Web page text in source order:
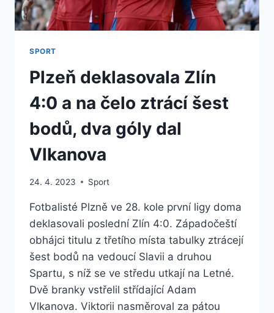
SPORT
Plzeň deklasovala Zlín
4:0 a na čelo ztrácí šest
bodů, dva góly dal
Vlkanova
24. 4. 2023 Sport
Fotbalisté Plzně ve 28. kole první ligy doma
deklasovali poslední Zlín 4:0. Západočeští
obhájci titulu z třetího místa tabulky ztrácejí
šest bodů na vedoucí Slavii a druhou
Spartu, s níž se ve středu utkají na Letné.
Dvě branky vstřelil střídající Adam
Vlkanova. Viktorii nasměroval za pátou